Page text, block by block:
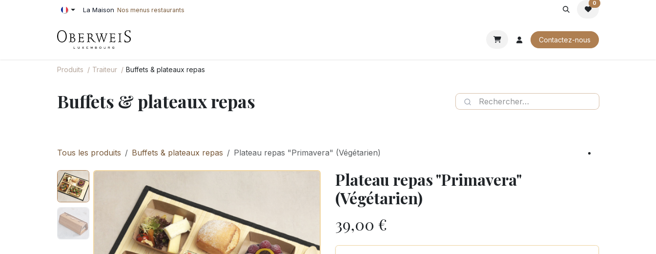
Se rendre au contenu La Maison Nos menus restaurants
0
Contactez-nous
Produits Traiteur Buffets & plateaux repas
Buffets & plateaux repas
Tous les produits Buffets & plateaux repas Plateau repas "Primavera" (Végétarien)
Plateau repas "Primavera"
(Végétarien)
39,00 €